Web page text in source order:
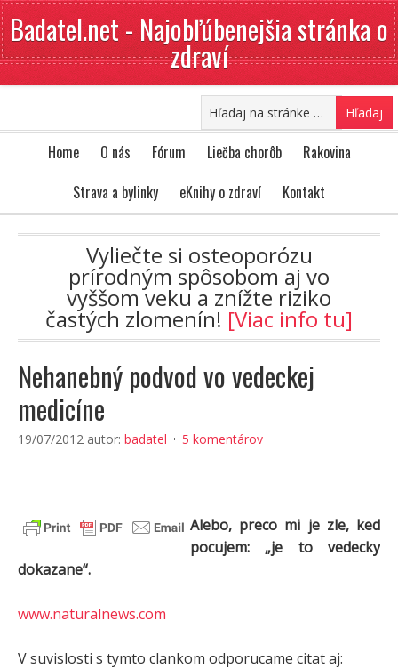
Badatel.net - Najobľúbenejšia stránka o
zdraví
Home O nás Fórum Liečba chorôb
Rakovina
Strava a bylinky
eKnihy o zdraví Kontakt
Vyliečte si osteoporózu
prírodným spôsobom aj vo
vyššom veku a znížte riziko
častých zlomenín! [Viac info tu]
Nehanebný podvod vo vedeckej
medicíne
19/07/2012 autor: badatel 5 komentárov
Alebo, preco mi je zle, ked
pocujem: „je to vedecky
dokazane“.
www.naturalnews.com
V suvislosti s tymto clankom odporucame citat aj: